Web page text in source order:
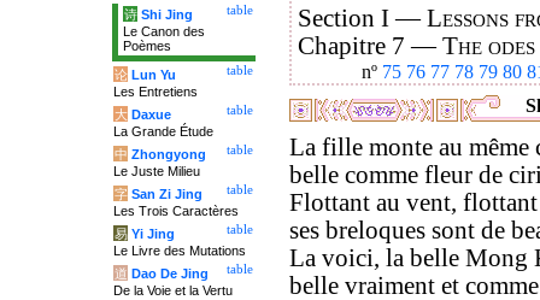
Section I —Lessons
Chapitre 7 —The
nº 75 76 77 78 79 80
La fille monte au même
belle comme fleur de
Flottant au vent,
ses breloques sont de
La voici, la belle Mong
belle vraiment et
table
诗 Shi Jing
Le Canon des
Poèmes
table
论 Lun Yu
Les Entretiens
table
大 Daxue
La Grande Étude
table
中 Zhongyong
Le Juste Milieu
table
字 San Zi Jing
Les Trois Caractères
table
易 Yi Jing
Le Livre des Mutations
table
道 Dao De Jing
De la Voie et la Vertu